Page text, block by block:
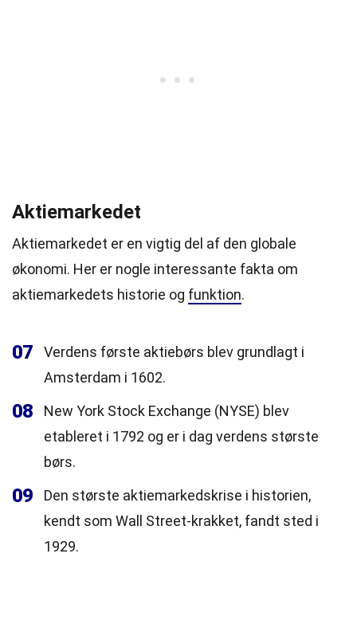
Aktiemarkedet
Aktiemarkedet er en vigtig del af den globale
økonomi. Her er nogle interessante fakta om
aktiemarkedets historie og funktion.
07
Verdens første aktiebørs blev grundlagt i
Amsterdam i 1602.
08
New York Stock Exchange (NYSE) blev
etableret i 1792 og er i dag verdens største
børs.
09
Den største aktiemarkedskrise i historien,
kendt som Wall Street-krakket, fandt sted i
1929.